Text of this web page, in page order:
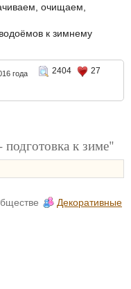
очищаем,
к зимнему
года 2404
27
к зиме"
Декоративные